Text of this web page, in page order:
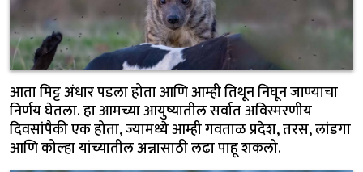
आता मिट्ट अंधार पडला होता आणि आम्ही तिथून निघून जाण्याचा
निर्णय घेतला. हा आमच्या आयुष्यातील सर्वात अविस्मरणीय
दिवसांपैकी एक होता, ज्यामध्ये आम्ही गवताळ प्रदेश, तरस, लांडगा
आणि कोल्हा यांच्यातील अन्नासाठी लढा पाहू शकलो.